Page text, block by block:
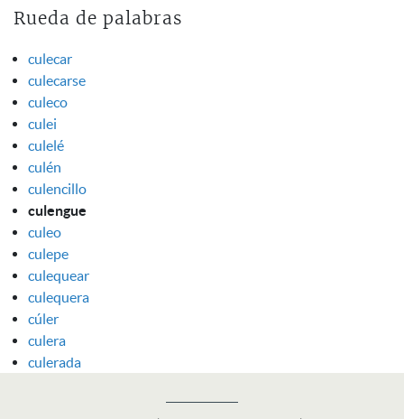
Rueda de palabras
culecar
culecarse
culeco
culei
culelé
culén
culencillo
culengue
culeo
culepe
culequear
culequera
cúler
culera
culerada